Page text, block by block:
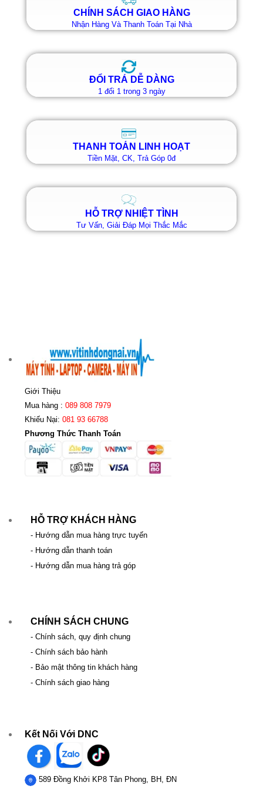
CHÍNH SÁCH GIAO HÀNG
Nhận Hàng Và Thanh Toán Tại Nhà
ĐỔI TRẢ DỄ DÀNG
1 đổi 1 trong 3 ngày
THANH TOÁN LINH HOẠT
Tiền Mặt, CK, Trả Góp 0đ
HỖ TRỢ NHIỆT TÌNH
Tư Vấn, Giải Đáp Mọi Thắc Mắc
Giới Thiệu
Mua hàng : 089 808 7979
Khiếu Nại: 081 93 66788
Phương Thức Thanh Toán
HỖ TRỢ KHÁCH HÀNG
- Hướng dẫn mua hàng trực tuyến
- Hướng dẫn thanh toán
- Hướng dẫn mua hàng trả góp
CHÍNH SÁCH CHUNG
- Chính sách, quy định chung
- Chính sách bảo hành
- Bảo mật thông tin khách hàng
- Chính sách giao hàng
Kết Nối Với DNC
589 Đồng Khởi KP8 Tân Phong, BH, ĐN